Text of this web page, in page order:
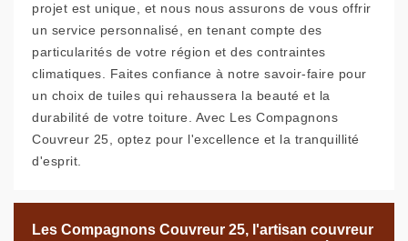
projet est unique, et nous nous assurons de vous offrir
un service personnalisé, en tenant compte des
particularités de votre région et des contraintes
climatiques. Faites confiance à notre savoir-faire pour
un choix de tuiles qui rehaussera la beauté et la
durabilité de votre toiture. Avec Les Compagnons
Couvreur 25, optez pour l'excellence et la tranquillité
d'esprit.
Les Compagnons Couvreur 25, l'artisan couvreur